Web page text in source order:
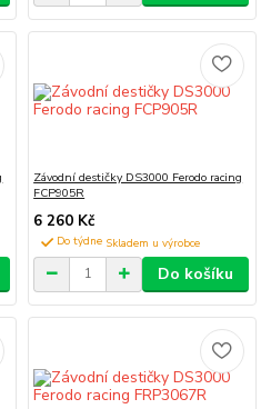
Závodní destičky DS3000 Ferodo racing
FCP905R
6 260 Kč
Do týdne
Do košíku